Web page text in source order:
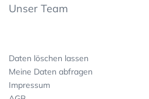
Unser Team
Daten löschen lassen
Meine Daten abfragen
Impressum